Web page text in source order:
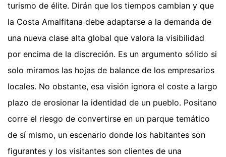
turismo de élite. Dirán que los tiempos cambian y que
la Costa Amalfitana debe adaptarse a la demanda de
una nueva clase alta global que valora la visibilidad
por encima de la discreción. Es un argumento sólido si
solo miramos las hojas de balance de los empresarios
locales. No obstante, esa visión ignora el coste a largo
plazo de erosionar la identidad de un pueblo. Positano
corre el riesgo de convertirse en un parque temático
de sí mismo, un escenario donde los habitantes son
figurantes y los visitantes son clientes de una